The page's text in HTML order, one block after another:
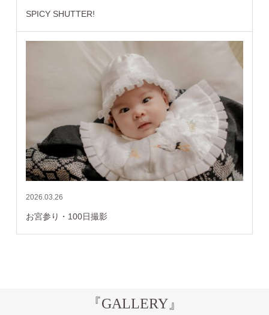
SPICY SHUTTER!
2026.03.26
お宮参り・100日撮影
『GALLERY』